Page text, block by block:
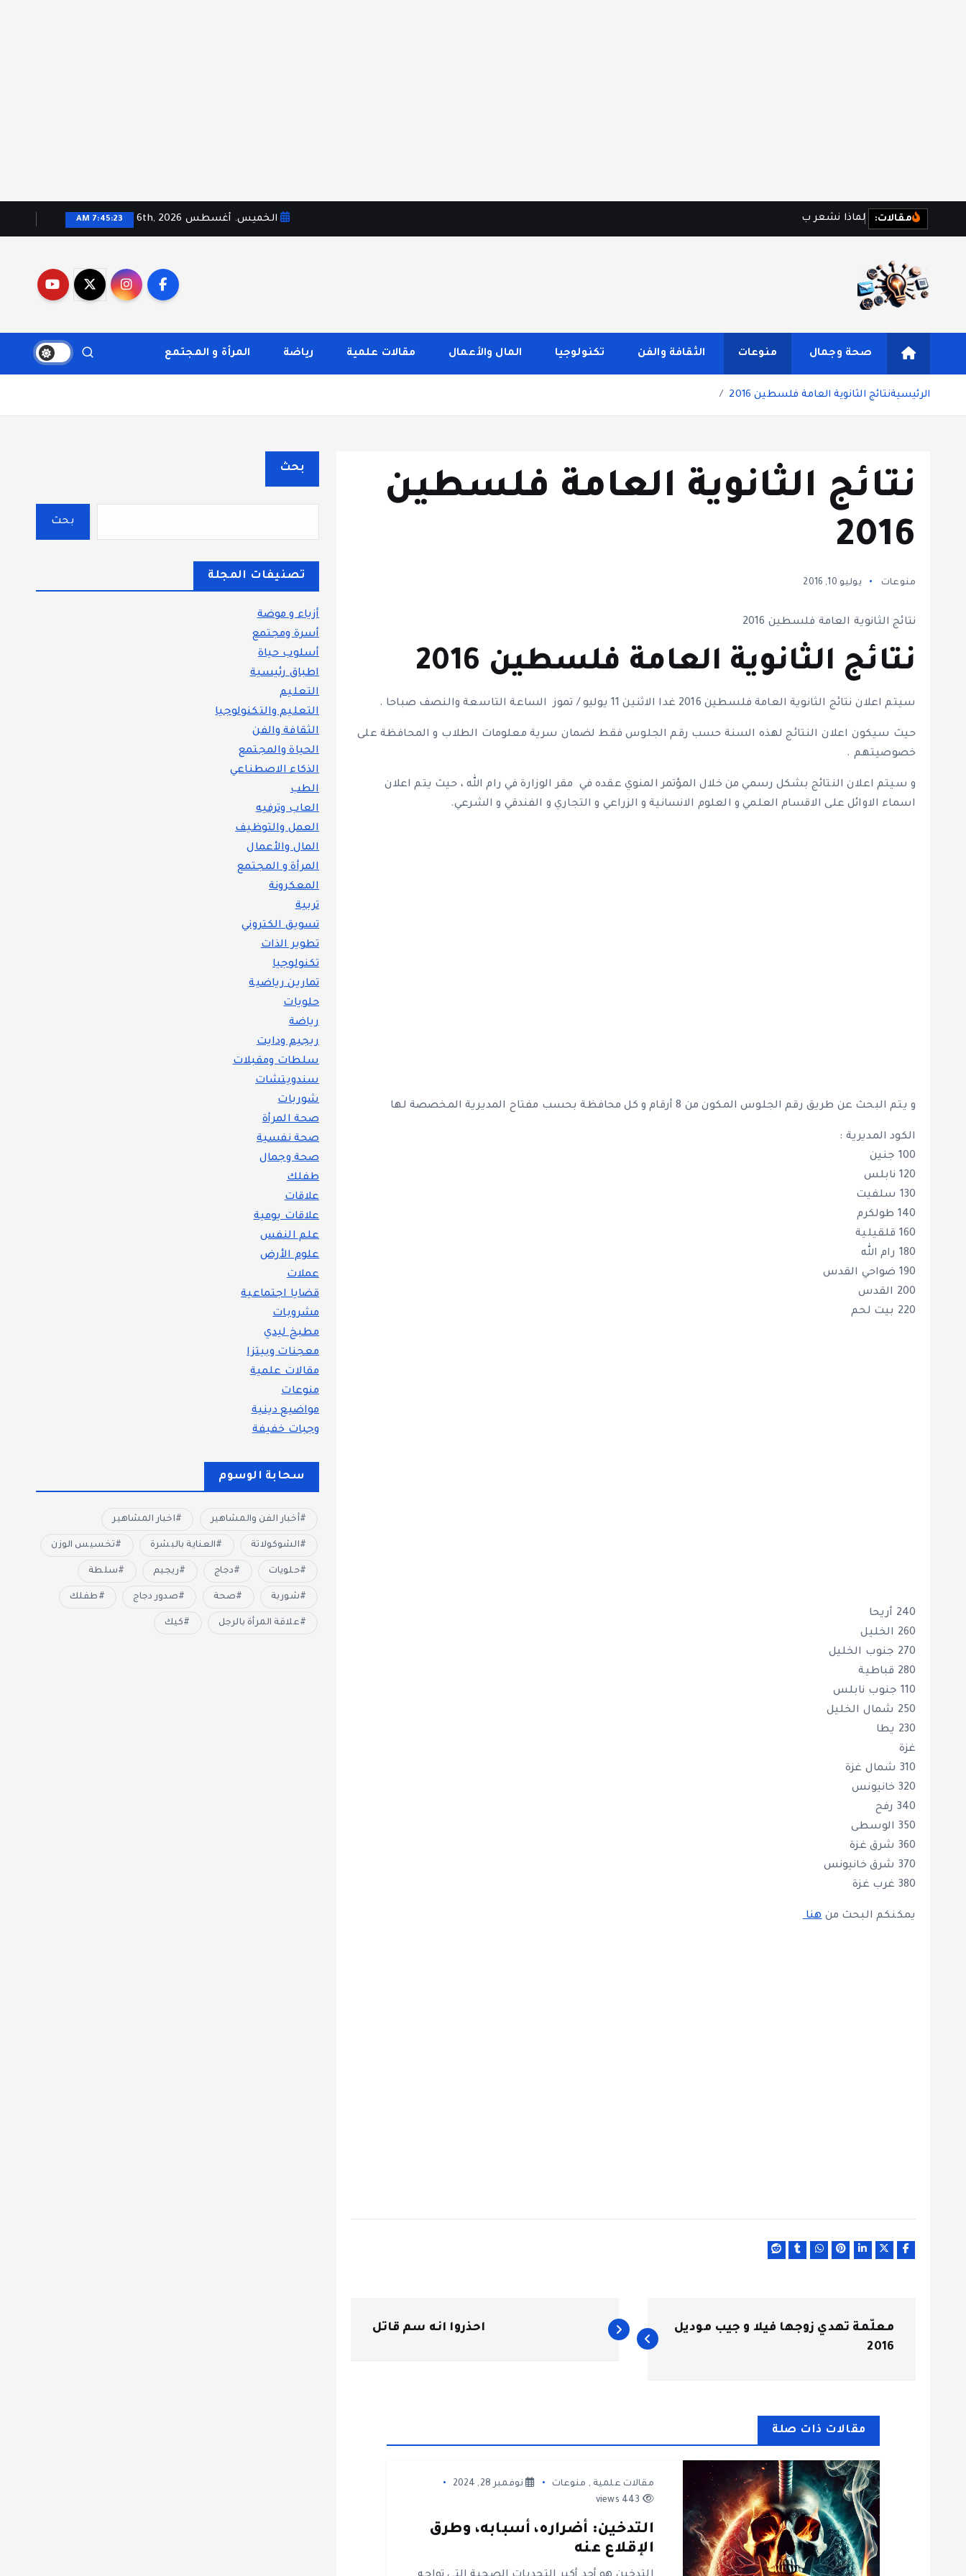
مقالات: لماذا نشعر بال الخميس. أغسطس 6th, 2026 7:45:24 AM
ونصائح يومية تركز على أسلوب الحياة الحديث، بالإضافة إلى تغطية مواضيع تتعلق بالأمومة والعناية الشخصية. الموقع مقسم بوضوح إلى أقسام ليسهل التنقل ويضمن تقديم تجربة
مستخدم سلسة
صحة وجمال منوعات الثقافة والفن تكنولوجيا المال والأعمال مقالات علمية رياضة المرأة و المجتمع
الرئيسيةنتائج الثانوية العامة فلسطين 2016
نتائج الثانوية العامة فلسطين
2016
منوعات يوليو 10, 2016
نتائج الثانوية العامة فلسطين 2016
نتائج الثانوية العامة فلسطين 2016
سيتم اعلان نتائج الثانوية العامة فلسطين 2016 غدا الاثنين 11 يوليو / تموز الساعة التاسعة والنصف صباحا .
حيث سيكون اعلان النتائج لهذه السنة حسب رقم الجلوس فقط لضمان سرية معلومات الطلاب و المحافظة على
خصوصيتهم .
و سيتم اعلان النتائج بشكل رسمي من خلال المؤتمر المنوي عقده في مقر الوزارة في رام الله ، حيث يتم اعلان
اسماء الاوائل على الاقسام العلمي و العلوم الانسانية و الزراعي و التجاري و الفندقي و الشرعي.
و يتم البحث عن طريق رقم الجلوس المكون من 8 أرقام و كل محافظة بحسب مفتاح المديرية المخصصة لها
الكود المديرية :
100 جنين
120 نابلس
130 سلفيت
140 طولكرم
160 قلقيلية
180 رام الله
190 ضواحي القدس
200 القدس
220 بيت لحم
240 أريحا
260 الخليل
270 جنوب الخليل
280 قباطية
110 جنوب نابلس
250 شمال الخليل
230 يطا
غزة
310 شمال غزة
320 خانيونس
340 رفح
350 الوسطى
360 شرق غزة
370 شرق خانيونس
380 غرب غزة
يمكنكم البحث منهنا
ص
معلّمة تهدي زوجها فيلا و جيب موديل
2016
احذروا انه سم قاتل
مقالات ذات صلة
مقالات علمية , منوعات
نوفمبر 28, 2024
التدخين: أضراره، أسبابه، وطرق
الإقلاع عنه
بحث
بحث
تصنيفات المجلة
أزياء و موضة
أسرة ومجتمع
أسلوب حياة
اطباق رئيسية
التعليم
التعليم والتكنولوجيا
الثقافة والفن
الحياة والمجتمع
الذكاء الاصطناعي
الطب
العاب وترفيه
العمل والتوظيف
المال والأعمال
المرأة و المجتمع
المعكرونة
تربية
تسويق الكتروني
تطوير الذات
تكنولوجيا
تمارين رياضية
حلويات
رياضة
ريجيم ودايت
سلطات ومقبلات
سندويتشات
شوربات
صحة المرأة
صحة نفسية
صحة وجمال
طفلك
علاقات
علاقات يومية
علم النفس
علوم الأرض
عملات
قضايا اجتماعية
مشروبات
مطبخ ليدي
معجنات وبيتزا
مقالات علمية
منوعات
مواضيع دينية
وجبات خفيفة
سحابة الوسوم
أخبار الفن والمشاهير اخبار المشاهير
الشوكولاتة العناية بالبشرة تخسيس الوزن
حلويات دجاج ريجيم سلطة
شوربة صحة صدور دجاج طفلك
علاقة المرأة بالرجل كيك